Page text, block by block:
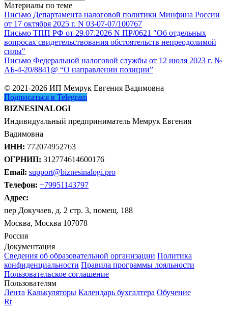
Материалы по теме
Письмо Департамента налоговой политики Минфина России
от 17 октября 2025 г. N 03-07-07/100767
Письмо ТПП РФ от 29.07.2026 N ПР/0621 "Об отдельных
вопросах свидетельствования обстоятельств непреодолимой
силы"
Письмо Федеральной налоговой службы от 12 июля 2023 г. №
АБ-4-20/8841@ “О направлении позиции”
© 2021-2026 ИП Мемрук Евгения Вадимовна
Подписаться в Telegram
BIZNESINALOGI
Индивидуальный предприниматель Мемрук Евгения
Вадимовна
ИНН: 772074952763
ОГРНИП: 312774614600176
Email: support@biznesinalogi.pro
Телефон: +79951143797
Адрес:
пер Докучаев, д. 2 стр. 3, помещ. 188
Москва, Москва 107078
Россия
Документация
Сведения об образовательной организации Политика
конфиденциальности Правила программы лояльности
Пользовательское соглашение
Пользователям
Лента Калькуляторы Календарь бухгалтера Обучение
Rt